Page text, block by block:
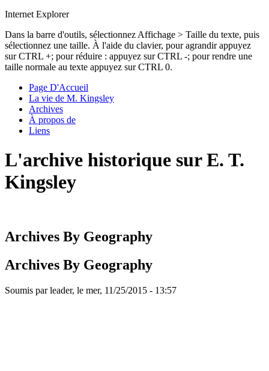
Internet Explorer
Dans la barre d'outils, sélectionnez Affichage > Taille du texte, puis
sélectionnez une taille. À l'aide du clavier, pour agrandir appuyez
sur CTRL +; pour réduire : appuyez sur CTRL -; pour rendre une
taille normale au texte appuyez sur CTRL 0.
Page D'Accueil
La vie de M. Kingsley
Archives
À propos de
Liens
L'archive historique sur E. T.
Kingsley
Archives By Geography
Archives By Geography
Soumis parleader, le mer, 11/25/2015 - 13:57